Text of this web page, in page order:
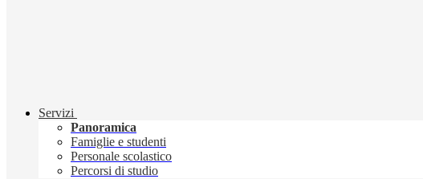
Servizi
Panoramica
Famiglie e studenti
Personale scolastico
Percorsi di studio